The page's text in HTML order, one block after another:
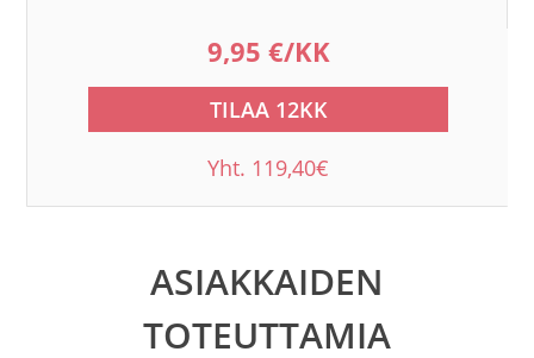
9,95 €/KK
TILAA 12KK
Yht. 119,40€
ASIAKKAIDEN
TOTEUTTAMIA